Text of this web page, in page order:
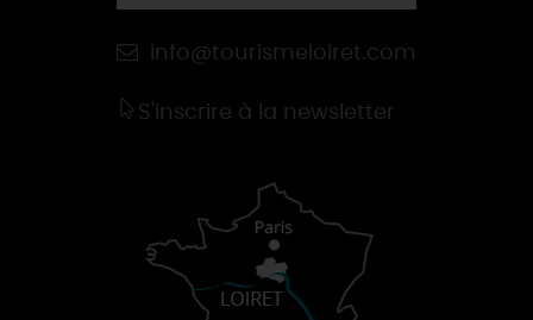
info@tourismeloiret.com
S'inscrire à la newsletter